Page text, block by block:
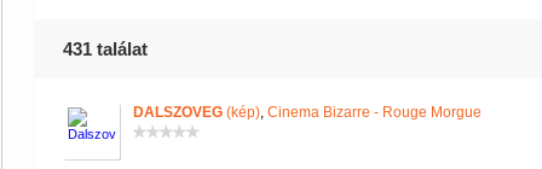
431 találat
DALSZOVEG (kép), Cinema Bizarre - Rouge Morgue